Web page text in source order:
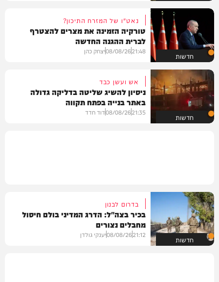
חדשות
נאט"ו של המזרח התיכון?
טורקיה הזמינה את מצרים להצטרף
לברית ההגנה החדשה
21:48
08/08/26יצחק כהן
חדשות
אש ועשן כבד
ניסיון להשיג שליטה בדליקה גדולה
באתר בנייה בפתח תקווה
21:35
08/08/26דוד חדד
חדשות
בדרום לבנון
בכיר בצה"ל: הדרג המדיני בולם חיסול
מחבלים נצורים
21:12
08/08/26יענקי גולדן